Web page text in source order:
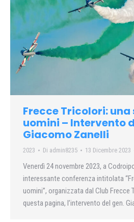
Frecce Tricolori:
uomini – Intervento
Giacomo Zanelli
2023 Di admin8235 13 Dicembre 2023
Venerdì 24 novembre 2023, a
interessante conferenza intitolata
uomini”, organizzata dal Club Frecce
questa pagina, l’intervento del gen.